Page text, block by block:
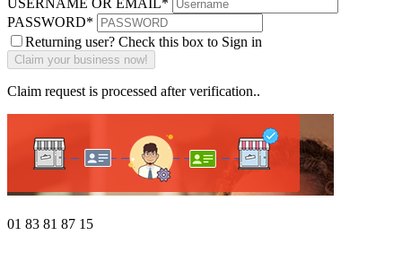
USERNAME OR EMAIL*
PASSWORD*
Returning user? Check this box to Sign in
Claim request is processed after verification..
01 83 81 87 15